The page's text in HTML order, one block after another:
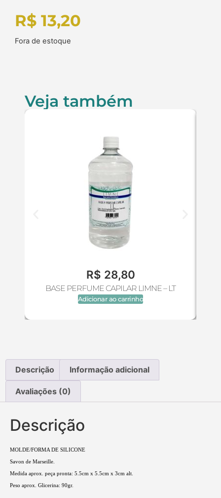
R$ 13,20
Fora de estoque
Veja também
R$ 28,80
BASE PERFUME CAPILAR LIMNE – LT
Adicionar ao carrinho
Descrição Informação adicional
Avaliações (0)
Descrição
MOLDE/FORMA DE SILICONE
Savon de Marseille.
Medida aprox. peça pronta: 5.5cm x 5.5cm x 3cm alt.
Peso aprox. Glicerina: 90gr.